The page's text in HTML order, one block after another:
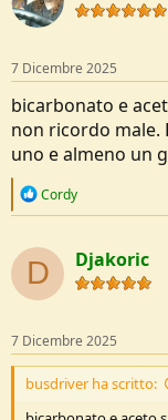
7 Dicembre 2025
bicarbonato e
non ricordo male.
uno e almeno un
R
c
t
i
o
s
:
Cordy
D Djakoric
7 Dicembre 2025
busdriver ha scritto: